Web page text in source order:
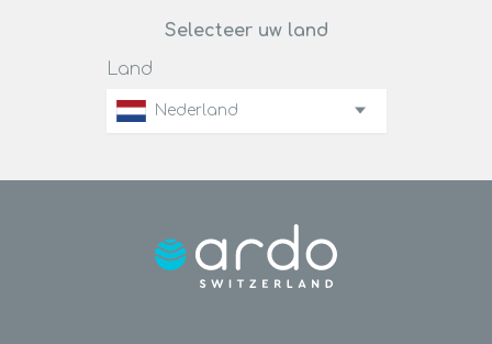
Selecteer uw land
Land
Nederland